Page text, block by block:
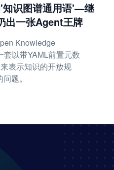
识图谱通用语'—继
出一张Agent王牌
Knowledge
以带YAML前置元数
表示知识的开放规
题。